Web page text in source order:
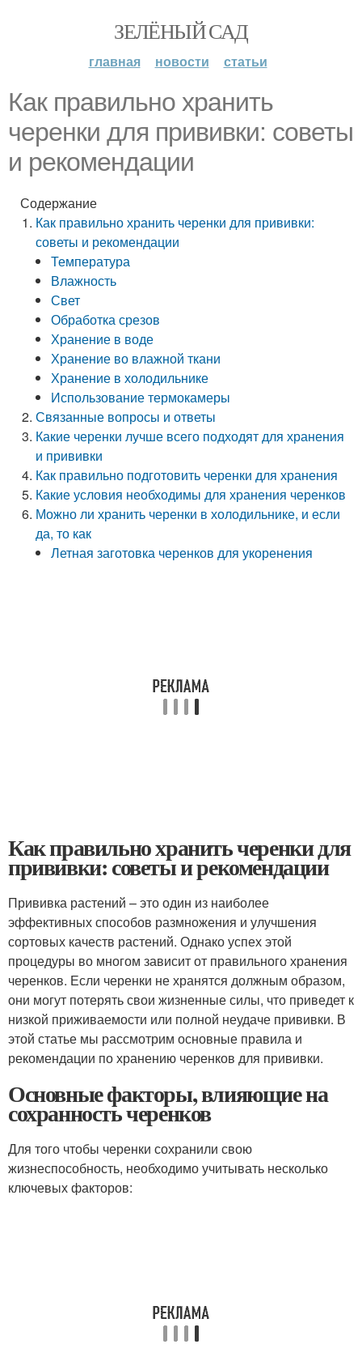
ЗЕЛЁНЫЙ САД
главная новости статьи
Как правильно хранить
черенки для прививки: советы
и рекомендации
Содержание
Как правильно хранить черенки для прививки:
советы и рекомендации
Температура
Влажность
Свет
Обработка срезов
Хранение в воде
Хранение во влажной ткани
Хранение в холодильнике
Использование термокамеры
Связанные вопросы и ответы
Какие черенки лучше всего подходят для хранения
и прививки
Как правильно подготовить черенки для хранения
Какие условия необходимы для хранения черенков
Можно ли хранить черенки в холодильнике, и если
да, то как
Летная заготовка черенков для укоренения
Как правильно хранить черенки для
прививки: советы и рекомендации
Прививка растений – это один из наиболее
эффективных способов размножения и улучшения
сортовых качеств растений. Однако успех этой
процедуры во многом зависит от правильного хранения
черенков. Если черенки не хранятся должным образом,
они могут потерять свои жизненные силы, что приведет к
низкой приживаемости или полной неудаче прививки. В
этой статье мы рассмотрим основные правила и
рекомендации по хранению черенков для прививки.
Основные факторы, влияющие на
сохранность черенков
Для того чтобы черенки сохранили свою
жизнеспособность, необходимо учитывать несколько
ключевых факторов: